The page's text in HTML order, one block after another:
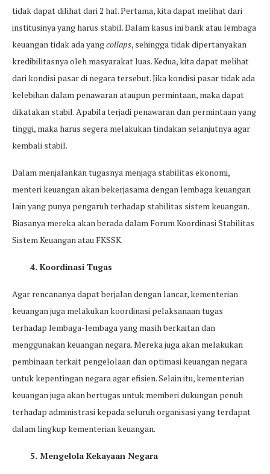
tidak dapat dilihat dari 2 hal. Pertama, kita dapat melihat dari
institusinya yang harus stabil. Dalam kasus ini bank atau lembaga
keuangan tidak ada yangcollaps, sehingga tidak dipertanyakan
kredibilitasnya oleh masyarakat luas. Kedua, kita dapat melihat
dari kondisi pasar di negara tersebut. Jika kondisi pasar tidak ada
kelebihan dalam penawaran ataupun permintaan, maka dapat
dikatakan stabil. Apabila terjadi penawaran dan permintaan yang
tinggi, maka harus segera melakukan tindakan selanjutnya agar
kembali stabil.
Dalam menjalankan tugasnya menjaga stabilitas ekonomi,
menteri keuangan akan bekerjasama dengan lembaga keuangan
lain yang punya pengaruh terhadap stabilitas sistem keuangan.
Biasanya mereka akan berada dalam Forum Koordinasi Stabilitas
Sistem Keuangan atau FKSSK.
4. Koordinasi Tugas
Agar rencananya dapat berjalan dengan lancar, kementerian
keuangan juga melakukan koordinasi pelaksanaan tugas
terhadap lembaga-lembaga yang masih berkaitan dan
menggunakan keuangan negara. Mereka juga akan melakukan
pembinaan terkait pengelolaan dan optimasi keuangan negara
untuk kepentingan negara agar efisien. Selain itu, kementerian
keuangan juga akan bertugas untuk memberi dukungan penuh
terhadap administrasi kepada seluruh organisasi yang terdapat
dalam lingkup kementerian keuangan.
5. Mengelola Kekayaan Negara